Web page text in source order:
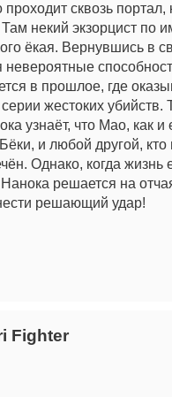
сквозь портал,
некий экзорцист по
ёкая. Вернувшись в
в прошлое, где
жестоких убийств.
узнаёт, что Мао, как и
и любой другой, кто
Однако, когда жизнь
Нанока решается на
решающий удар!
Fighter